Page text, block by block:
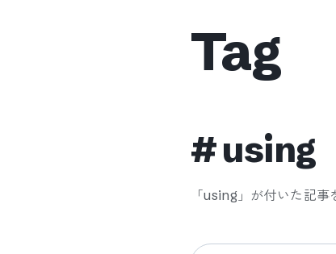
Tag
#using
「using 」が付いた記事